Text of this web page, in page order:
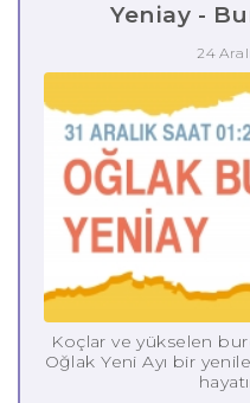
Yeniay -
24
Koçlar ve yükselen
Oğlak Yeni Ayı bir